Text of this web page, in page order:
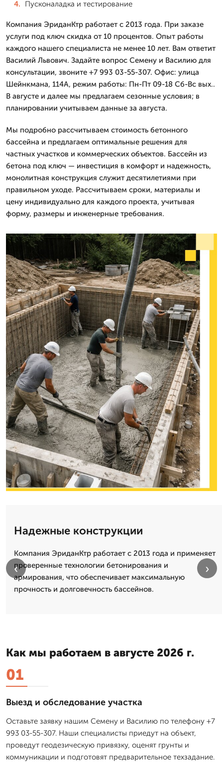
Пусконаладка и тестирование
Компания ЭриданКтр работает с 2013 года. При заказе
услуги под ключ скидка от 10 процентов. Опыт работы
каждого нашего специалиста не менее 10 лет. Вам ответит
Василий Львович. Задайте вопрос Семену и Василию для
консультации, звоните +7 993 03-55-307. Офис: улица
Шейнкмана, 114А, режим работы: Пн-Пт 09-18 Сб-Вс вых..
В августе и далее мы предлагаем сезонные условия; в
планировании учитываем данные за августа.
Мы подробно рассчитываем стоимость бетонного
бассейна и предлагаем оптимальные решения для
частных участков и коммерческих объектов. Бассейн из
бетона под ключ — инвестиция в комфорт и надежность,
монолитная конструкция служит десятилетиями при
правильном уходе. Рассчитываем сроки, материалы и
цену индивидуально для каждого проекта, учитывая
форму, размеры и инженерные требования.
Надежные конструкции
Компания ЭриданКтр работает с 2013 года и применяет
проверенные технологии бетонирования и
армирования, что обеспечивает максимальную
прочность и долговечность бассейнов.
‹ ›
Как мы работаем в августе 2026 г.
01
Выезд и обследование участка
Оставьте заявку нашим Семену и Василию по телефону +7
993 03-55-307. Наши специалисты приедут на объект,
проведут геодезическую привязку, оценят грунты и
коммуникации и подготовят предварительное техзадание.